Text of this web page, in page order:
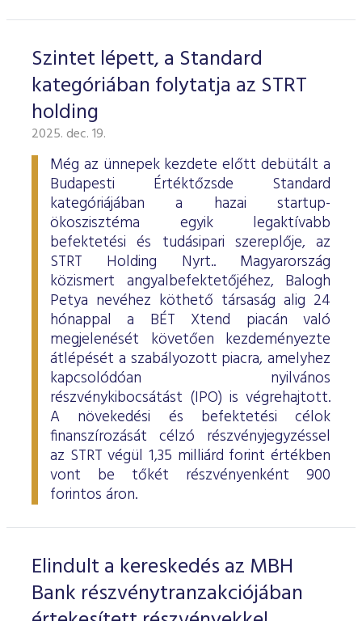
Szintet lépett, a Standard
kategóriában folytatja az STRT
holding
2025. dec. 19.
Még az ünnepek kezdete előtt debütált a
Budapesti Értéktőzsde Standard
kategóriájában a hazai startup-
ökoszisztéma egyik legaktívabb
befektetési és tudásipari szereplője, az
STRT Holding Nyrt.. Magyarország
közismert angyalbefektetőjéhez, Balogh
Petya nevéhez köthető társaság alig 24
hónappal a BÉT Xtend piacán való
megjelenését követően kezdeményezte
átlépését a szabályozott piacra, amelyhez
kapcsolódóan nyilvános
részvénykibocsátást (IPO) is végrehajtott.
A növekedési és befektetési célok
finanszírozását célzó részvényjegyzéssel
az STRT végül 1,35 milliárd forint értékben
vont be tőkét részvényenként 900
forintos áron.
Elindult a kereskedés az MBH
Bank részvénytranzakciójában